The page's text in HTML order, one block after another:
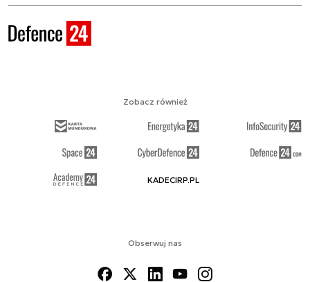
Obserwuj nas
Zobacz również
KADECIRP.PL